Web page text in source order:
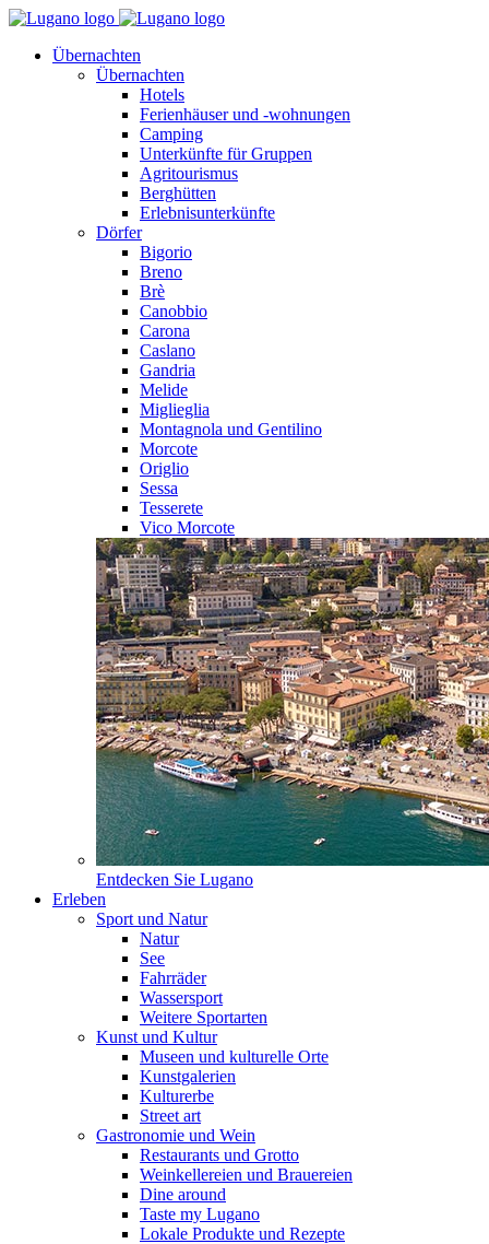
Übernachten
Übernachten
Hotels
Ferienhäuser und -wohnungen
Camping
Unterkünfte für Gruppen
Agritourismus
Berghütten
Erlebnisunterkünfte
Dörfer
Bigorio
Breno
Brè
Canobbio
Carona
Caslano
Gandria
Melide
Miglieglia
Montagnola und Gentilino
Morcote
Origlio
Sessa
Tesserete
Vico Morcote
Entdecken Sie Lugano
Erleben
Sport und Natur
Natur
See
Fahrräder
Wassersport
Weitere Sportarten
Kunst und Kultur
Museen und kulturelle Orte
Kunstgalerien
Kulturerbe
Street art
Gastronomie und Wein
Restaurants und Grotto
Weinkellereien und Brauereien
Dine around
Taste my Lugano
Lokale Produkte und Rezepte